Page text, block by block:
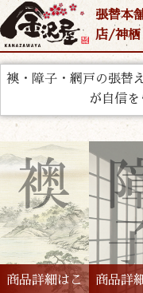
張替本
店/神栖
襖・障子・網戸の張替
が自信を
商品詳細はこ
商品詳